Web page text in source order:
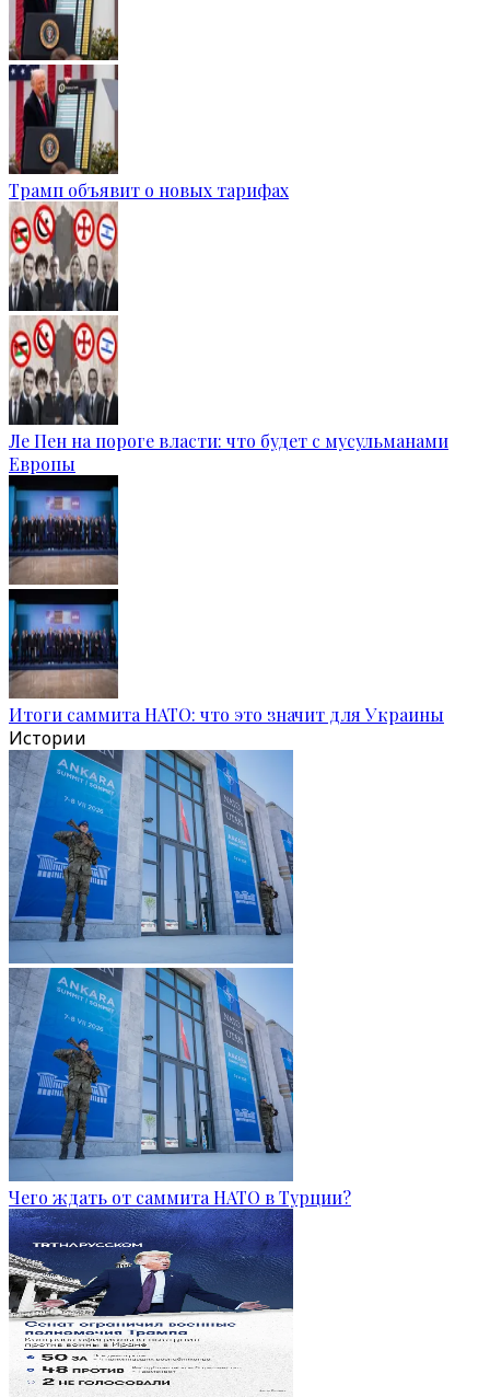
Трамп объявит о новых тарифах
Ле Пен на пороге власти: что будет с мусульманами
Европы
Итоги саммита НАТО: что это значит для Украины
Истории
Чего ждать от саммита НАТО в Турции?